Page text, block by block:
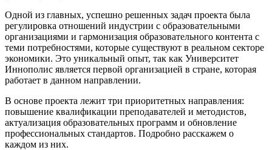
Одной из главных, успешно решенных задач проекта была
регулировка отношений индустрии с образовательными
организациями и гармонизация образовательного контента с
теми потребностями, которые существуют в реальном секторе
экономики. Это уникальный опыт, так как Университет
Иннополис является первой организацией в стране, которая
работает в данном направлении.
В основе проекта лежит три приоритетных направления:
повышение квалификации преподавателей и методистов,
актуализация образовательных программ и обновление
профессиональных стандартов. Подробно расскажем о
каждом из них.